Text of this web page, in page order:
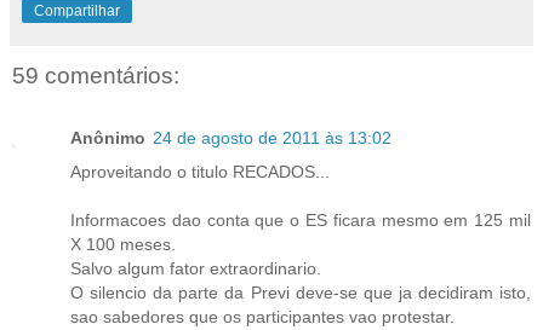
Compartilhar
59 comentários:
Anônimo 24 de agosto de 2011 às 13:02
Aproveitando o titulo RECADOS...
Informacoes dao conta que o ES ficara mesmo em 125 mil
X 100 meses.
Salvo algum fator extraordinario.
O silencio da parte da Previ deve-se que ja decidiram isto,
sao sabedores que os participantes vao protestar.